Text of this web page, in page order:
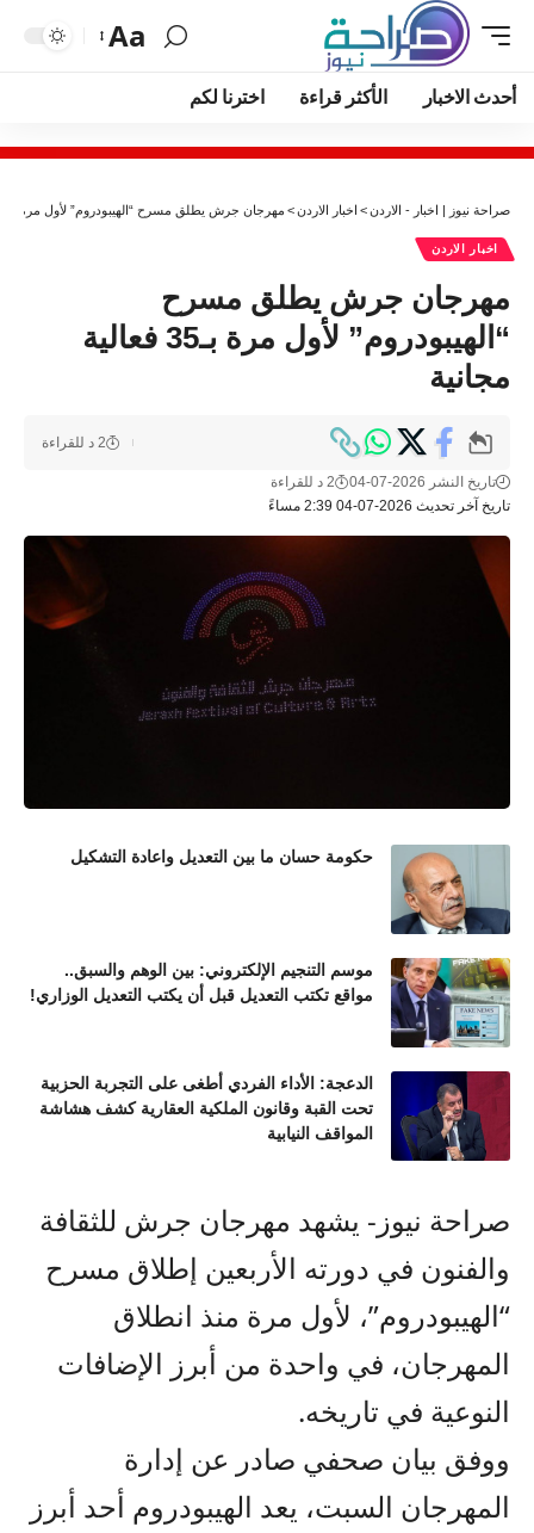
Aa
أحدث الاخبار الأكثر قراءة اخترنا لكم
صراحة نيوز | اخبار - الاردن> اخبار الاردن> مهرجان جرش يطلق مسرح “الهيبودروم” لأول مرة بـ35 فعالية مجانية
اخبار الاردن
مهرجان جرش يطلق مسرح
“الهيبودروم” لأول مرة بـ35 فعالية
مجانية
تاريخ آخر تحديث 2026-07-04 2:39 مساءً
تاريخ النشر 2026-07-04 2 د للقراءة
2 د للقراءة
حكومة حسان ما بين التعديل واعادة التشكيل
موسم التنجيم الإلكتروني: بين الوهم والسبق..
مواقع تكتب التعديل قبل أن يكتب التعديل الوزاري!
الدعجة: الأداء الفردي أطغى على التجربة الحزبية
تحت القبة وقانون الملكية العقارية كشف هشاشة
المواقف النيابية
صراحة نيوز- يشهد مهرجان جرش للثقافة
والفنون في دورته الأربعين إطلاق مسرح
“الهيبودروم”، لأول مرة منذ انطلاق
المهرجان، في واحدة من أبرز الإضافات
النوعية في تاريخه.
ووفق بيان صحفي صادر عن إدارة
المهرجان السبت، يعد الهيبودروم أحد أبرز